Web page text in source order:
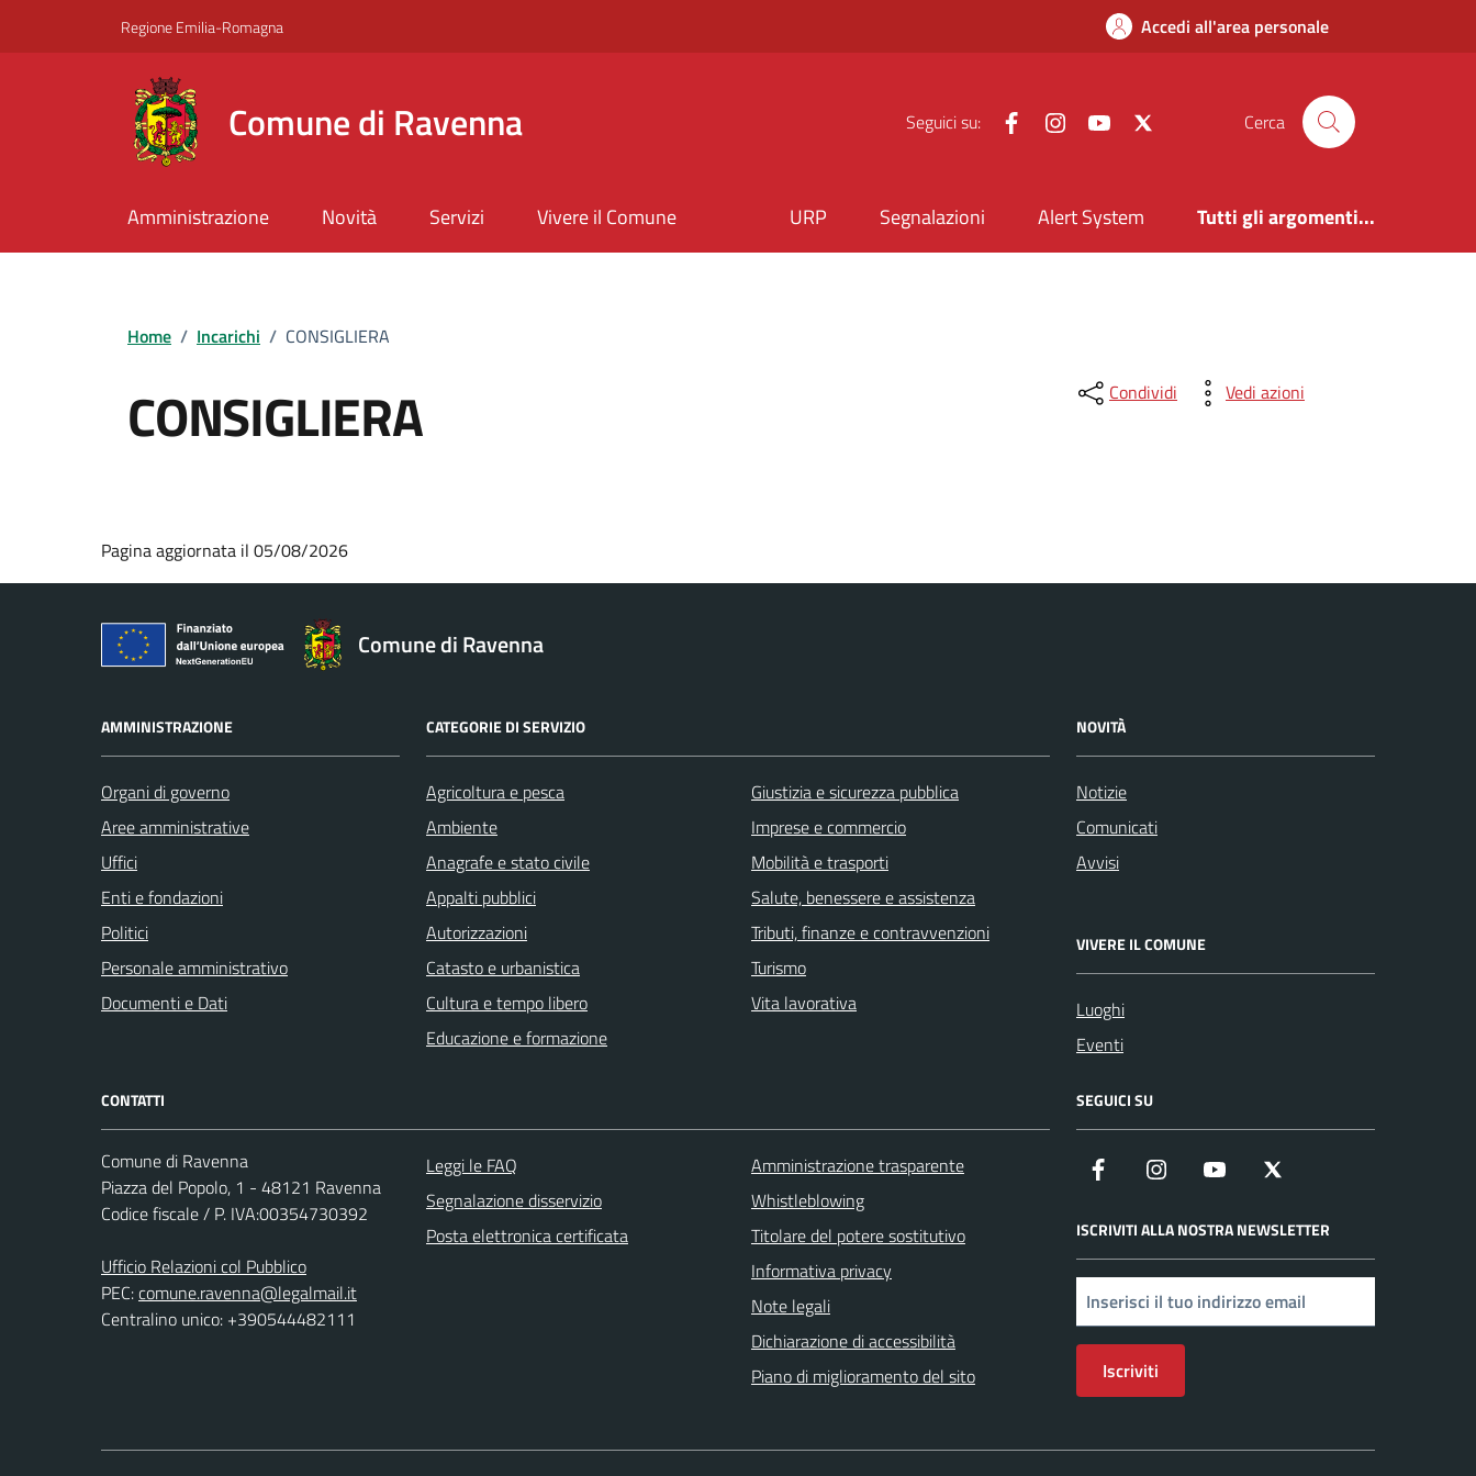
Regione Emilia-Romagna Accedi all'area personale
Comune di Ravenna Seguici su: FacebookInstagramYouTube Cerca
Amministrazione Novità Servizi Vivere il Comune URP Segnalazioni Alert System Tutti gli argomenti...
Home / Incarichi / CONSIGLIERA
CONSIGLIERA Condividi Vedi azioni
Pagina aggiornata il 05/08/2026
Comune di Ravenna
AMMINISTRAZIONE
Organi di governo
Aree amministrative
Uffici
Enti e fondazioni
Politici
Personale amministrativo
Documenti e Dati
CATEGORIE DI SERVIZIO
Agricoltura e pesca
Ambiente
Anagrafe e stato civile
Appalti pubblici
Autorizzazioni
Catasto e urbanistica
Cultura e tempo libero
Educazione e formazione
Giustizia e sicurezza pubblica
Imprese e commercio
Mobilità e trasporti
Salute, benessere e assistenza
Tributi, finanze e contravvenzioni
Turismo
Vita lavorativa
NOVITÀ
Notizie
Comunicati
Avvisi
VIVERE IL COMUNE
Luoghi
Eventi
CONTATTI
Comune di Ravenna
Piazza del Popolo, 1 - 48121 Ravenna
Codice fiscale / P. IVA:00354730392
Ufficio Relazioni col Pubblico
PEC:comune.ravenna@legalmail.it
Centralino unico: +390544482111
Leggi le FAQ
Segnalazione disservizio
Posta elettronica certificata
Amministrazione trasparente
Whistleblowing
Titolare del potere sostitutivo
Informativa privacy
Note legali
Dichiarazione di accessibilità
Piano di miglioramento del sito
SEGUICI SU
Facebook Instagram YouTube
ISCRIVITI ALLA NOSTRA NEWSLETTER